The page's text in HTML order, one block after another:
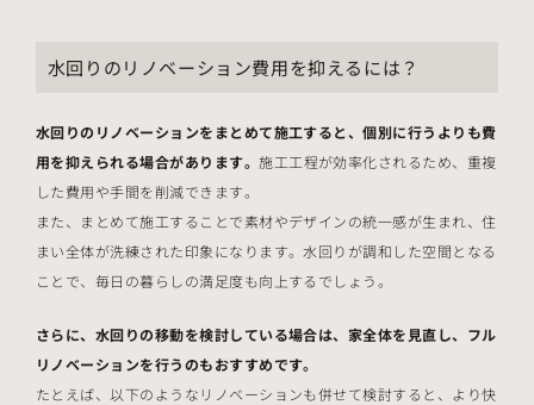
水回りのリノベーション費用を抑えるには？
水回りのリノベーションをまとめて施工すると、個別に行うよりも費
用を抑えられる場合があります。施工工程が効率化されるため、重複
した費用や手間を削減できます。
また、まとめて施工することで素材やデザインの統一感が生まれ、住
まい全体が洗練された印象になります。水回りが調和した空間となる
ことで、毎日の暮らしの満足度も向上するでしょう。
さらに、水回りの移動を検討している場合は、家全体を見直し、フル
リノベーションを行うのもおすすめです。
たとえば、以下のようなリノベーションも併せて検討すると、より快